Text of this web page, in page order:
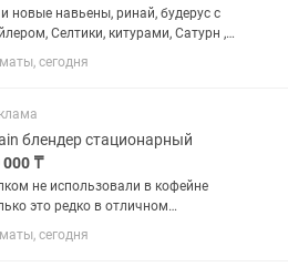
и новые навьены, ринай, будерус с
Селтики, китурами, Сатурн ,
и многое другое. Также
запчасти от разныхкотлов и
, продажа...
сегодня
блендер стационарный
000 ₸
не использовали в кофейне
это редко в отличном
подробно на пишите. Также
ручные блендеры новые и бу.
сегодня